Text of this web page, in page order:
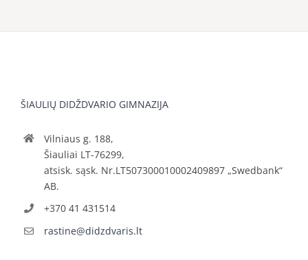
ŠIAULIŲ DIDŽDVARIO GIMNAZIJA
Vilniaus g. 188,
Šiauliai LT-76299,
atsisk. sąsk. Nr.LT507300010002409897 „Swedbank“
AB.
+370 41 431514
rastine@didzdvaris.lt